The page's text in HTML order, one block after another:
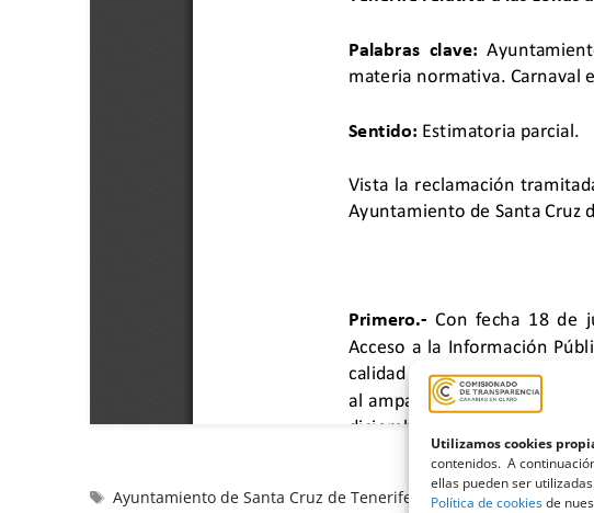
Utilizamos cookies
contenidos. A
ellas pueden ser
Política de cookiesde
Ayuntamiento de Santa Cruz de Tenerife calle,Carnaval,